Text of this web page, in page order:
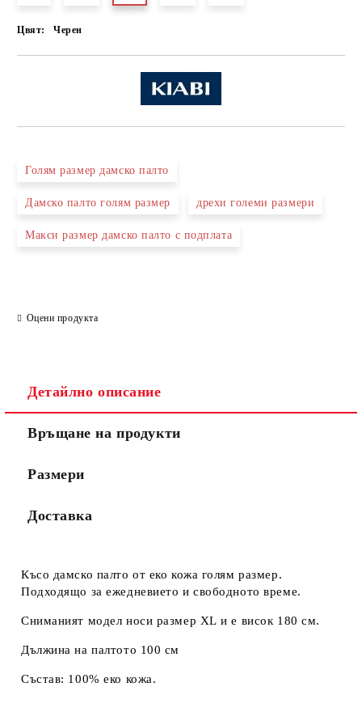
Цвят: Черен
Голям размер дамско палто
Дамско палто голям размер дрехи големи размери
Макси размер дамско палто с подплата
Оцени продукта
Детайлно описание
Връщане на продукти
Размери
Доставка
Късо дамско палто от еко кожа голям размер.
Подходящо за ежедневието и свободното време.
Сниманият модел носи размер XL и е висок 180 см.
Дължина на палтото 100 см
Състав: 100% еко кожа.